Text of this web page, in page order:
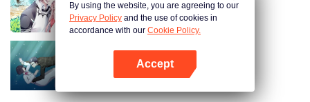
国民老公带回家 第1季
国民老公带回家 第3季
By using the website, you are agreeing to our
Privacy Policy and the use of cookies in
accordance with our Cookie Policy.
Accept